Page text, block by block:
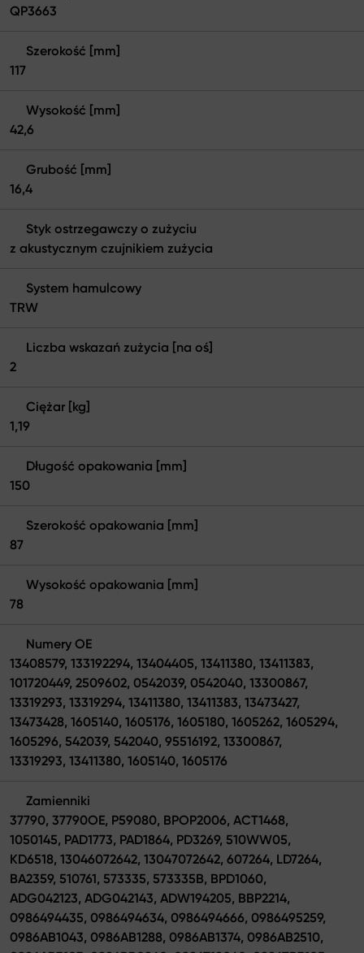
QP3663
Szerokość [mm]
117
Wysokość [mm]
42,6
Grubość [mm]
16,4
Styk ostrzegawczy o zużyciu
z akustycznym czujnikiem zużycia
System hamulcowy
TRW
Liczba wskazań zużycia [na oś]
2
Ciężar [kg]
1,19
Długość opakowania [mm]
150
Szerokość opakowania [mm]
87
Wysokość opakowania [mm]
78
Numery OE
13408579, 133192294, 13404405, 13411380, 13411383,
101720449, 2509602, 0542039, 0542040, 13300867,
13319293, 13319294, 13411380, 13411383, 13473427,
13473428, 1605140, 1605176, 1605180, 1605262, 1605294,
1605296, 542039, 542040, 95516192, 13300867,
13319293, 13411380, 1605140, 1605176
Zamienniki
37790, 37790OE, P59080, BPOP2006, ACT1468,
1050145, PAD1773, PAD1864, PD3269, 510WW05,
KD6518, 13046072642, 13047072642, 607264, LD7264,
BA2359, 510761, 573335, 573335B, BPD1060,
ADG042123, ADG042143, ADW194205, BBP2214,
0986494435, 0986494634, 0986494666, 0986495259,
0986AB1043, 0986AB1288, 0986AB1374, 0986AB2510,